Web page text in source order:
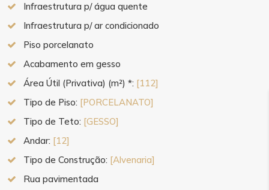
Infraestrutura p/ água quente
Infraestrutura p/ ar condicionado
Piso porcelanato
Acabamento em gesso
Área Útil (Privativa) (m²) *: [112]
Tipo de Piso: [PORCELANATO]
Tipo de Teto: [GESSO]
Andar: [12]
Tipo de Construção: [Alvenaria]
Rua pavimentada